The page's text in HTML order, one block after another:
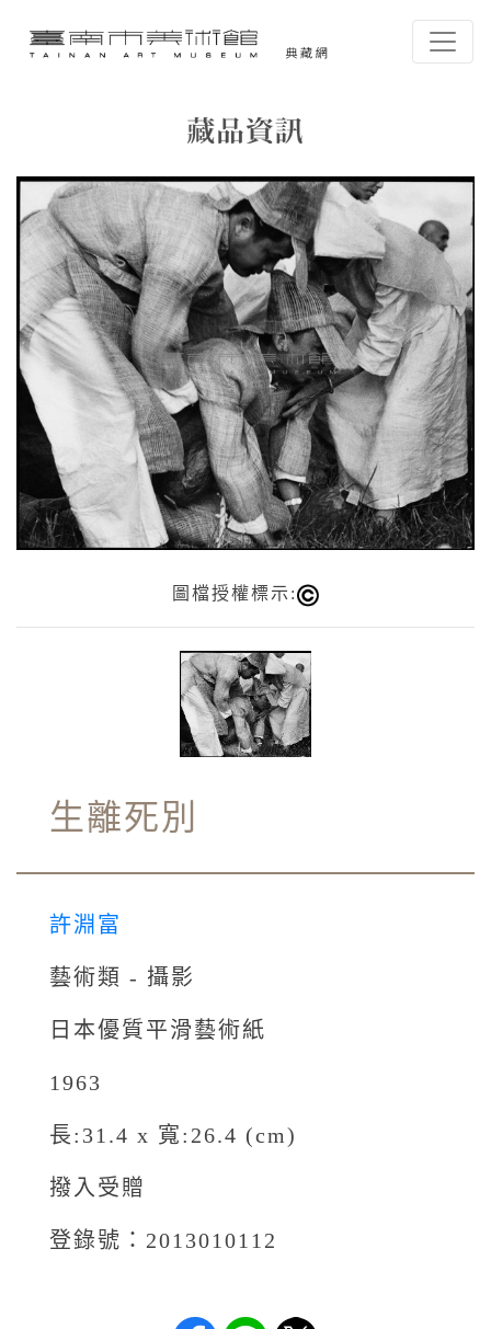
臺南市美術館-典藏網
網頁導覽
:::
圖檔授權標示:
生離死別
許淵富
藝術類 - 攝影
日本優質平滑藝術紙
1963
長:31.4 x 寬:26.4 (cm)
撥入受贈
登錄號：2013010112